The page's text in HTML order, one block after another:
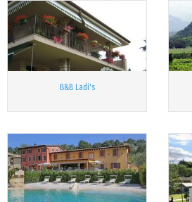
B&B Ladi's